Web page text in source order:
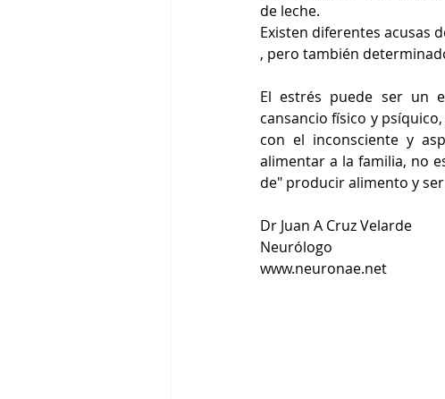
de leche.
Existen diferentes acusas
, pero también
El estrés puede ser un
cansancio físico y
con el inconsciente y
alimentar a la familia, no
de" producir alimento y
Dr Juan A Cruz Velarde
Neurólogo
www.neuronae.net